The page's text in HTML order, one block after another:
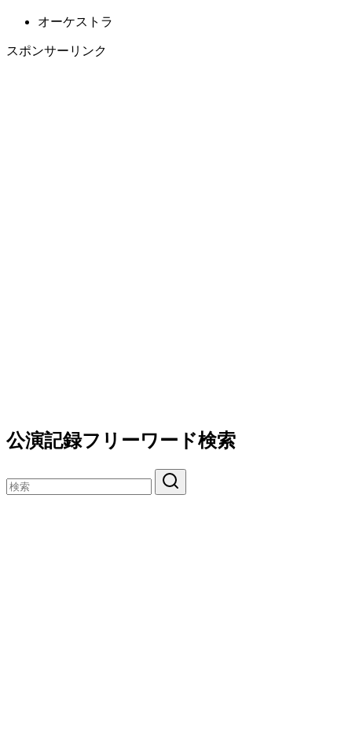
オーケストラ
スポンサーリンク
公演記録フリーワード検索